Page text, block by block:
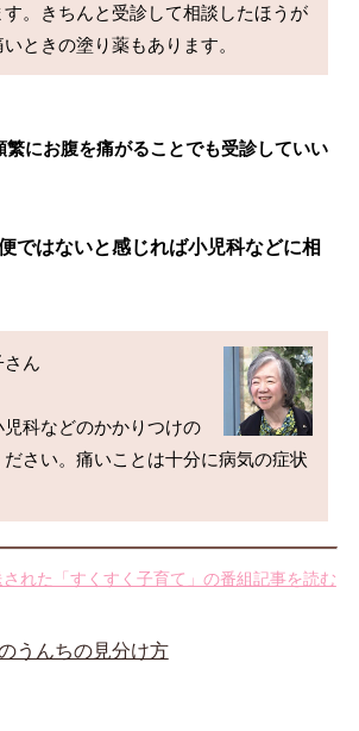
。きちんと受診して相談したほうが
にお腹を痛がることでも受診していい
ではないと感じれば小児科などに相
さん
科などのかかりつけの
さい。痛いことは十分に病気の症状
れた「すくすく子育て」の番組記事を読む
うんちの見分け方